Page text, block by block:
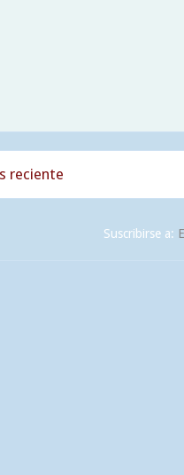
reciente
Suscribirse a: